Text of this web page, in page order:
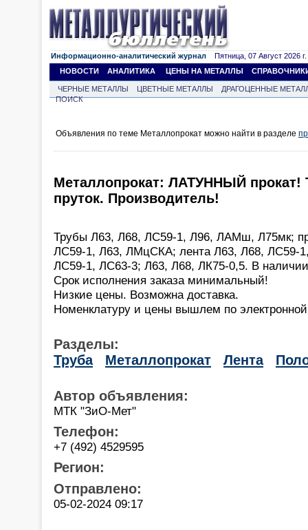
Информационно-аналитический журнал Пятница, 07 Август 2026 г.
НОВОСТИ
АНАЛИТИКА ЦЕНЫ НА МЕТАЛЛЫ
ЧЕРНЫЕ МЕТАЛЛЫ ЦВЕТНЫЕ МЕТАЛЛЫ
ДРАГОЦЕННЫЕ
ПОИСК
Объявления по теме Металлопрокат можно найти в разделе
Металлопрокат: ЛАТУННЫЙ прокат!
пруток. Производитель!
Трубы Л63, Л68, ЛС59-1, Л96, ЛАМш, Л75мк;
ЛС59-1, Л63, ЛМцСКА; лента Л63, Л68, ЛС59-
ЛС59-1, ЛС63-3; Л63, Л68, ЛК75-0,5. В наличии
Срок исполнения заказа минимальный!
Низкие цены. Возможна доставка.
Номенклатуру и цены вышлем по
Разделы:
Труба
Металлопрокат Лента
Автор объявления:
МТК "ЗиО-Мет"
Телефон:
+7 (492) 4529595
Регион:
Отправлено:
05-02-2024 09:17